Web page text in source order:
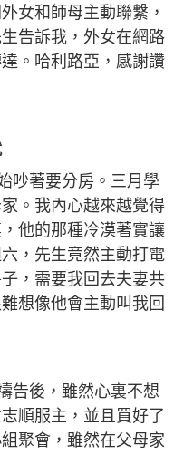
女和師母主動聯繫，
告訴我，外女在網路
。哈利路亞，感謝讚
著要分房。三月學
。我內心越來越覺得
他的那種冷漠著實讓
，先生竟然主動打電
，需要我回去夫妻共
想像他會主動叫我回
後，雖然心裏不想
順服主，並且買好了
聚會，雖然在父母家